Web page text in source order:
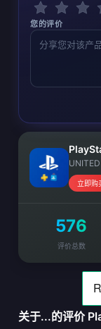
您的评价
立即购
576
评价总数
关于...的评价